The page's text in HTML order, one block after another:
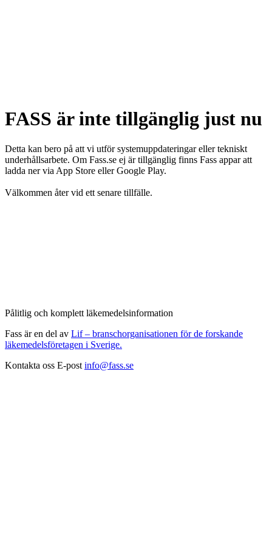
FASS är inte tillgänglig just nu
Detta kan bero på att vi utför systemuppdateringar eller tekniskt
underhållsarbete. Om Fass.se ej är tillgänglig finns Fass appar att
ladda ner via App Store eller Google Play.
Välkommen åter vid ett senare tillfälle.
Pålitlig och komplett läkemedelsinformation
Fass är en del av Lif – branschorganisationen för de forskande
läkemedelsföretagen i Sverige.
Kontakta oss E-post info@fass.se